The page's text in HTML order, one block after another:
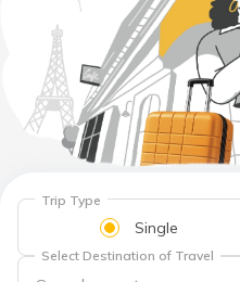
Trip Type
Single
Select Destination of Travel